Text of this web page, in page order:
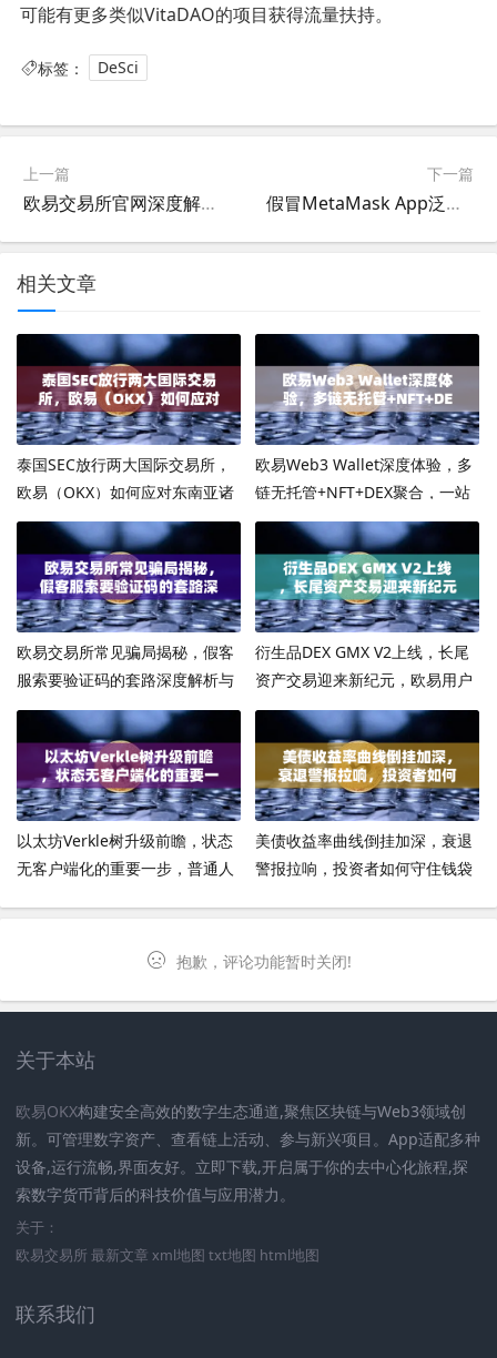
可能有更多类似VitaDAO的项目获得流量扶持。
标签： DeSci
上一篇
欧易交易所官网深度解析，Lens Protocol V2迁移后日活暴涨300%的底层逻辑
下一篇
假冒MetaMask App泛滥，派盾科技报告警示安卓用户警惕钓鱼陷阱
相关文章
泰国SEC放行两大国际交易所，
欧易（OKX）如何应对东南亚诸
侯混战？
欧易Web3 Wallet深度体验，多
链无托管+NFT+DEX聚合，一站
式链上操作新标杆
欧易交易所常见骗局揭秘，假客
服索要验证码的套路深度解析与
防坑指南
衍生品DEX GMX V2上线，长尾
资产交易迎来新纪元，欧易用户
如何抢占先机？
以太坊Verkle树升级前瞻，状态
无客户端化的重要一步，普通人
美债收益率曲线倒挂加深，衰退
警报拉响，投资者如何守住钱袋
抱歉，评论功能暂时关闭!
关于本站
欧易OKX构建安全高效的数字生态通道,聚焦区块链与Web3领域创
新。可管理数字资产、查看链上活动、参与新兴项目。App适配多种
设备,运行流畅,界面友好。立即下载,开启属于你的去中心化旅程,探
索数字货币背后的科技价值与应用潜力。
关于：
欧易交易所 最新文章 xml地图 txt地图 html地图
联系我们